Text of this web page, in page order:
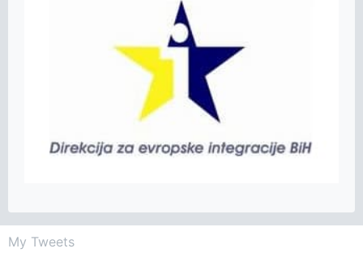
My Tweets